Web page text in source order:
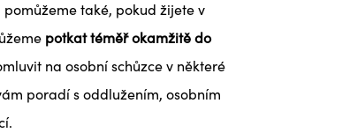
také, pokud žijete v
potkat téměř okamžitě do
na osobní schůzce v některé
poradí s oddlužením, osobním